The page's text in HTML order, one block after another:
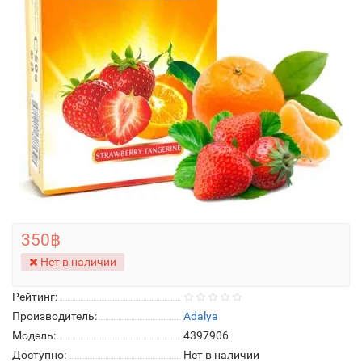
Рейтинг:
Производитель:
Adalya
Модель:
4397906
Доступно:
Нет в наличии
350฿
Нет в наличии